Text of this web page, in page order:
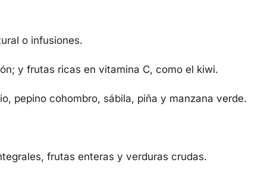
o infusiones.
y frutas ricas en vitamina C, como el kiwi.
pepino cohombro, sábila, piña y manzana verde.
frutas enteras y verduras crudas.